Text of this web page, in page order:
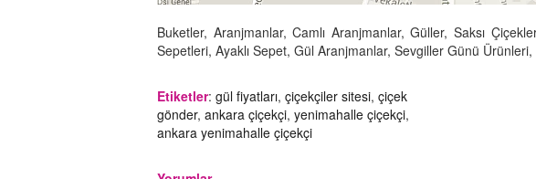
Buketler, Aranjmanlar, Camlı Aranjmanlar, Güller, Saksı
Sepetleri, Ayaklı Sepet, Gül Aranjmanlar, Sevgiller Günü
Etiketler: gül fiyatları, çiçekçiler sitesi, çiçek
gönder, ankara çiçekçi, yenimahalle çiçekçi,
ankara yenimahalle çiçekçi